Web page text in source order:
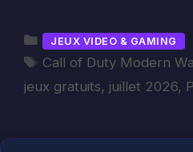
Catégories
JEUX VIDEO & GAMING
Étiquettes
Call of Duty Modern
jeux gratuits, juillet 2026,